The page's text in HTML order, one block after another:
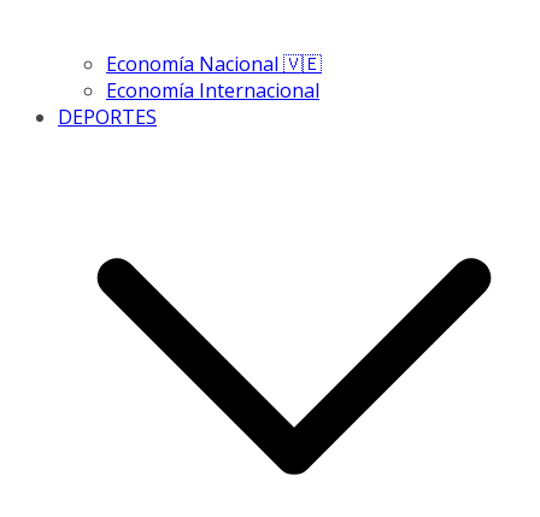
Economía Nacional 🇻🇪
Economía Internacional
DEPORTES